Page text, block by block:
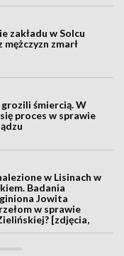
zakładu w Solcu
mężczyzn zmarł
śmiercią. W
proces w sprawie
w Lisinach w
Badania
Jowita
w sprawie
[zdjęcia,